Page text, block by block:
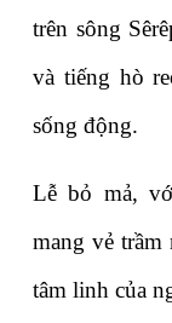
trên sông
và tiếng hò
sống động.
Lễ bỏ mả,
mang vẻ trầm
tâm linh của